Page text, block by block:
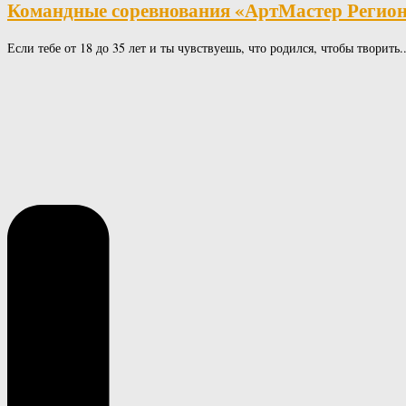
Командные соревнования «АртМастер
Если тебе от 18 до 35 лет и ты чувствуешь, что родился, чтобы